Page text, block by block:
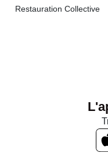
Restauration Collective